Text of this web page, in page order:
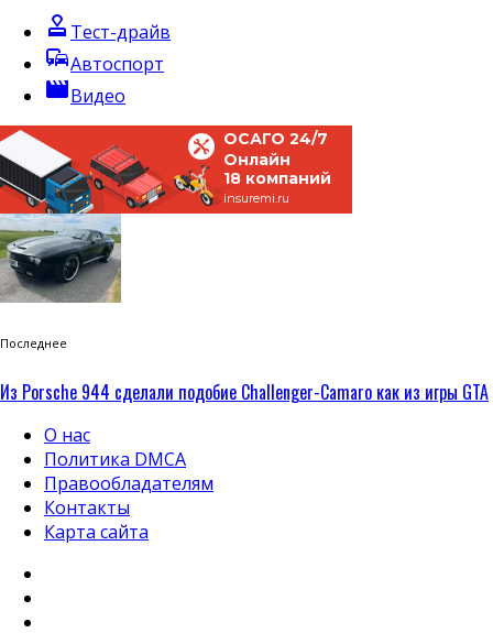
approval Тест-драйв
commuteАвтоспорт
movieВидео
ОСАГО 24/7
Онлайн
18 компаний
insuremi.ru
Последнее
Из Porsche 944 сделали подобие Challenger-Camaro как из игры GTA
О нас
Политика DMCA
Правообладателям
Контакты
Карта сайта